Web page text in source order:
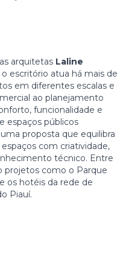
arquitetas Laline
escritório atua há mais de
em diferentes escalas e
ao planejamento
funcionalidade e
espaços públicos
proposta que equilibra
com criatividade,
técnico. Entre
projetos como o Parque
os hotéis da rede de
Piauí.